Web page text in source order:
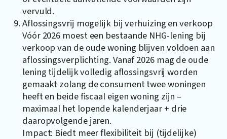
vervuld.
Aflossingsvrij mogelijk bij verhuizing en verkoop
Vóór 2026 moest een bestaande NHG-lening bij
verkoop van de oude woning blijven voldoen aan
aflossingsverplichting. Vanaf 2026 mag de oude
lening tijdelijk volledig aflossingsvrij worden
gemaakt zolang de consument twee woningen
heeft en beide fiscaal eigen woning zijn –
maximaal het lopende kalenderjaar + drie
daaropvolgende jaren.
Impact: Biedt meer flexibiliteit bij (tijdelijke)